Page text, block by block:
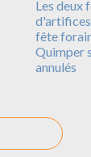
Les deux
d'artifices
fête
Quimper
annulés